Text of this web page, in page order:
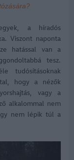
a híradós
Viszont naponta
hatással van a
tesz.
tudósításoknak
hogy a nézők
vagy a
alkalommal nem
nem lépik túl a